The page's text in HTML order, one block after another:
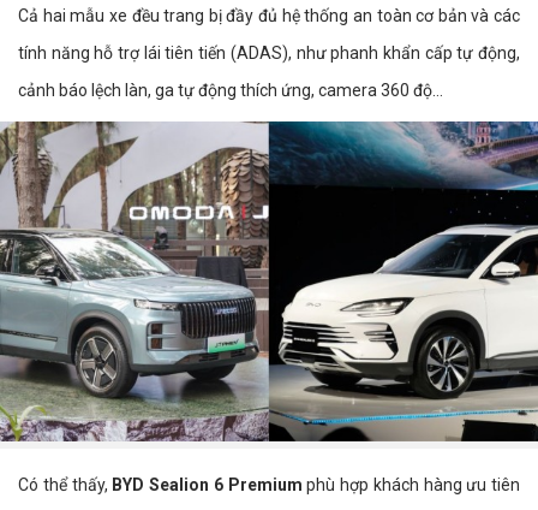
Cả hai mẫu xe đều trang bị đầy đủ hệ thống an toàn cơ bản và các
tính năng hỗ trợ lái tiên tiến (ADAS), như phanh khẩn cấp tự động,
cảnh báo lệch làn, ga tự động thích ứng, camera 360 độ…
Có thể thấy, BYD Sealion 6 Premiumphù hợp khách hàng ưu tiên